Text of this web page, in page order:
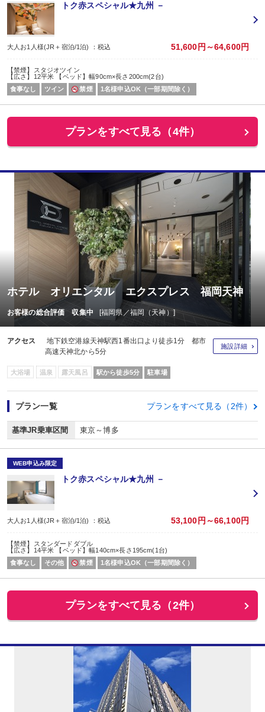
トク赤スペシャル★九州 －
大人お1人様(JR＋宿泊/1泊) ：税込 51,600円～64,600円
【禁煙】スタジオツイン
【広さ】12平米 【ベッド】幅90cm×長さ200cm(2台)
食事なし
ツイン 禁煙 1名様申込OK（一部期間除く）
プランをすべて見る（4件）
ホテル オリエンタル エクスプレス 福岡天神
お客様の総合評価 収集中 [福岡県／福岡（天神）]
アクセス
地下鉄空港線天神駅西1番出口より徒歩1分 都市
高速天神北から5分
施設詳細
大浴場 温泉 露天風呂 駅から徒歩5分 駐車場
プラン一覧 プランをすべて見る（2件）
基準JR乗車区間 東京～博多
WEB申込み限定
トク赤スペシャル★九州 －
大人お1人様(JR＋宿泊/1泊) ：税込 53,100円～66,100円
【禁煙】スタンダードダブル
【広さ】14平米 【ベッド】幅140cm×長さ195cm(1台)
食事なし
その他 禁煙 1名様申込OK（一部期間除く）
プランをすべて見る（2件）